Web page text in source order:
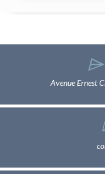
⌲
Avenue Ernest